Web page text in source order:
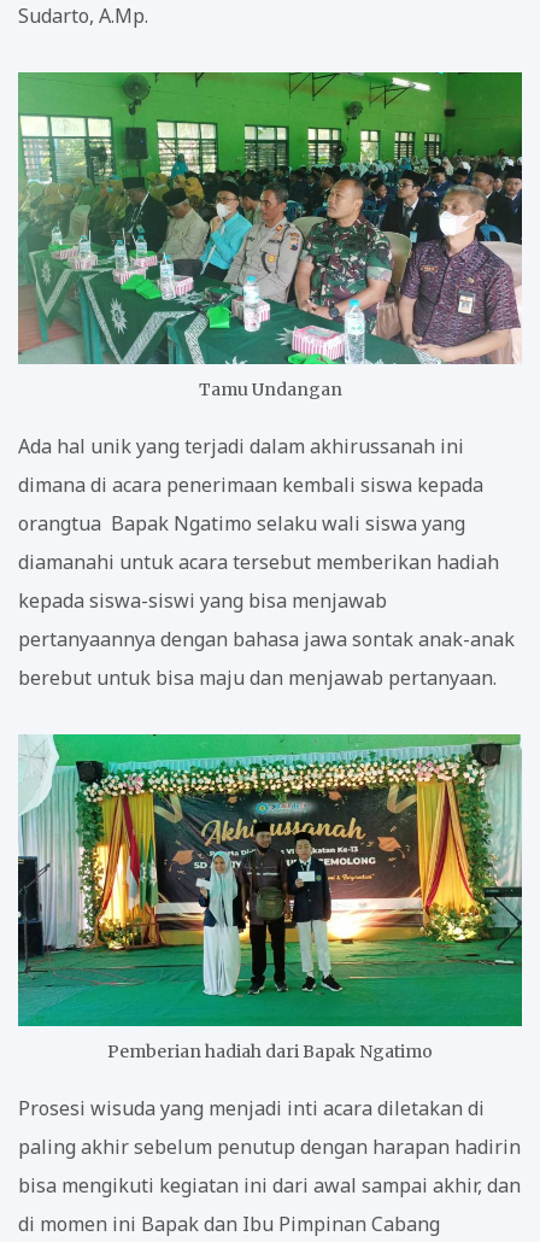
Sudarto, A.Mp.
Tamu Undangan
Ada hal unik yang terjadi dalam akhirussanah ini
dimana di acara penerimaan kembali siswa kepada
orangtua Bapak Ngatimo selaku wali siswa yang
diamanahi untuk acara tersebut memberikan hadiah
kepada siswa-siswi yang bisa menjawab
pertanyaannya dengan bahasa jawa sontak anak-anak
berebut untuk bisa maju dan menjawab pertanyaan.
Pemberian hadiah dari Bapak Ngatimo
Prosesi wisuda yang menjadi inti acara diletakan di
paling akhir sebelum penutup dengan harapan hadirin
bisa mengikuti kegiatan ini dari awal sampai akhir, dan
di momen ini Bapak dan Ibu Pimpinan Cabang